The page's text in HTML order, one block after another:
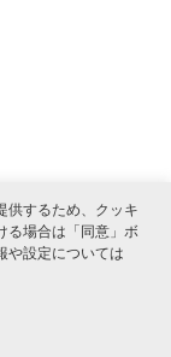
供するため、クッキ
る場合は「同意」ボ
や設定については